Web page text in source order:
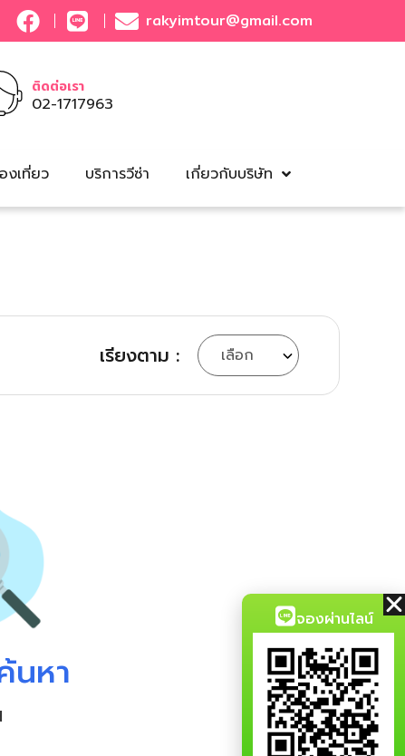
rakyimtour@gmail.com
ติดต่อเรา
02-1717963
งเที่ยว บริการวีซ่า เกี่ยวกับบริษัท
เรียงตาม :
นหา
จองผ่านไลน์